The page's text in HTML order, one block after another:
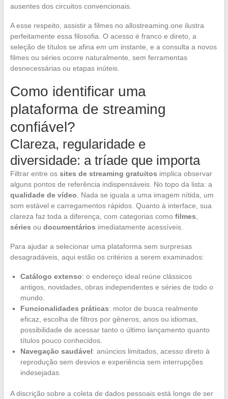
ausentes dos circuitos convencionais.
A esse respeito, assistir a filmes no allostreaming.one ilustra
perfeitamente essa filosofia. O acesso é franco e direto, a
seleção de títulos se afina em um instante, e a consulta a novos
filmes ou séries ocorre naturalmente, sem ferramentas
desnecessárias ou etapas inúteis.
Como identificar uma
plataforma de streaming
confiável?
Clareza, regularidade e
diversidade: a tríade que importa
Filtrar entre os sites de streaming gratuitos implica observar
alguns pontos de referência indispensáveis. No topo da lista: a
qualidade de vídeo . Nada se iguala a uma imagem nítida, um
som estável e carregamentos rápidos. Quanto à interface, sua
clareza faz toda a diferença, com categorias como filmes
séries ou documentários imediatamente acessíveis.
Para ajudar a selecionar uma plataforma sem surpresas
desagradáveis, aqui estão os critérios a serem examinados:
Catálogo extenso: o endereço ideal reúne clássicos
antigos, novidades, obras independentes e séries de todo o
mundo.
Funcionalidades práticas: motor de busca realmente
eficaz, escolha de filtros por gêneros, anos ou idiomas,
possibilidade de acessar tanto o último lançamento quanto
títulos pouco conhecidos.
Navegação saudável: anúncios limitados, acesso direto à
reprodução sem desvios e experiência sem interrupções
indesejadas.
A discrição sobre a coleta de dados pessoais está longe de ser